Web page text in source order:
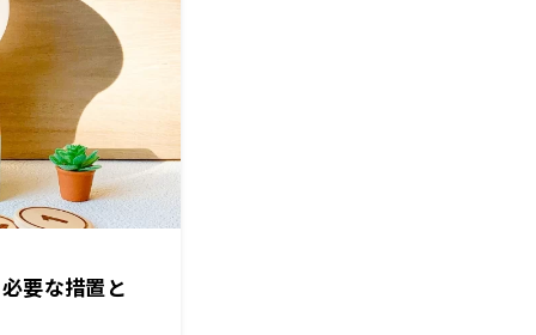
要な措置と